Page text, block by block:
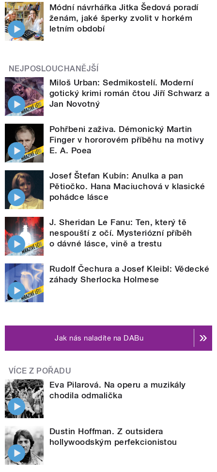
Módní návrhářka Jitka Šedová poradí
ženám, jaké šperky zvolit v horkém
letním období
NEJPOSLOUCHANĚJŠÍ
Miloš Urban: Sedmikostelí. Moderní
gotický krimi román čtou Jiří Schwarz a
Jan Novotný
Pohřbeni zaživa. Démonický Martin
Finger v hororovém příběhu na motivy
E. A. Poea
Josef Štefan Kubín: Anulka a pan
Pětiočko. Hana Maciuchová v klasické
pohádce lásce
J. Sheridan Le Fanu: Ten, který tě
nespouští z očí. Mysteriózní příběh
o dávné lásce, vině a trestu
Rudolf Čechura a Josef Kleibl: Vědecké
záhady Sherlocka Holmese
Jak nás naladíte na DABu
VÍCE Z POŘADU
Eva Pilarová. Na operu a muzikály
chodila odmalička
Dustin Hoffman. Z outsidera
hollywoodským perfekcionistou